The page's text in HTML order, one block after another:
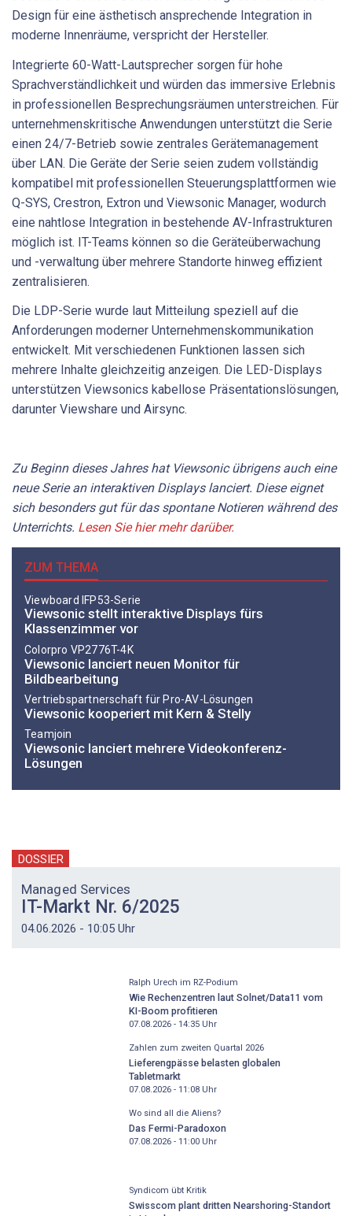
Design für eine ästhetisch ansprechende Integration in
moderne Innenräume, verspricht der Hersteller.
Integrierte 60-Watt-Lautsprecher sorgen für hohe
Sprachverständlichkeit und würden das immersive Erlebnis
in professionellen Besprechungsräumen unterstreichen. Für
unternehmenskritische Anwendungen unterstützt die Serie
einen 24/7-Betrieb sowie zentrales Gerätemanagement
über LAN. Die Geräte der Serie seien zudem vollständig
kompatibel mit professionellen Steuerungsplattformen wie
Q-SYS, Crestron, Extron und Viewsonic Manager, wodurch
eine nahtlose Integration in bestehende AV-Infrastrukturen
möglich ist. IT-Teams können so die Geräteüberwachung
und -verwaltung über mehrere Standorte hinweg effizient
zentralisieren.
Die LDP-Serie wurde laut Mitteilung speziell auf die
Anforderungen moderner Unternehmenskommunikation
entwickelt. Mit verschiedenen Funktionen lassen sich
mehrere Inhalte gleichzeitig anzeigen. Die LED-Displays
unterstützen Viewsonics kabellose Präsentationslösungen,
darunter Viewshare und Airsync.
Zu Beginn dieses Jahres hat Viewsonic übrigens auch eine
neue Serie an interaktiven Displays lanciert. Diese eignet
sich besonders gut für das spontane Notieren während des
Unterrichts. Lesen Sie hier mehr darüber.
ZUM THEMA
Viewboard IFP53-Serie
Viewsonic stellt interaktive Displays fürs
Klassenzimmer vor
Colorpro VP2776T-4K
Viewsonic lanciert neuen Monitor für
Bildbearbeitung
Vertriebspartnerschaft für Pro-AV-Lösungen
Viewsonic kooperiert mit Kern & Stelly
Teamjoin
Viewsonic lanciert mehrere Videokonferenz-
Lösungen
DOSSIER
Managed Services
IT-Markt Nr. 6/2025
04.06.2026 - 10:05 Uhr
Ralph Urech im RZ-Podium
Wie Rechenzentren laut Solnet/Data11 vom
KI-Boom profitieren
07.08.2026 - 14:35Uhr
Zahlen zum zweiten Quartal 2026
Lieferengpässe belasten globalen
Tabletmarkt
07.08.2026 - 11:08Uhr
Wo sind all die Aliens?
Das Fermi-Paradoxon
07.08.2026 - 11:00Uhr
Syndicom übt Kritik
Swisscom plant dritten Nearshoring-Standort